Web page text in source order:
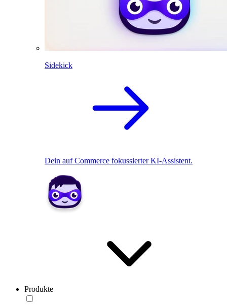
Sidekick
Dein auf Commerce fokussierter KI-Assistent.
Produkte